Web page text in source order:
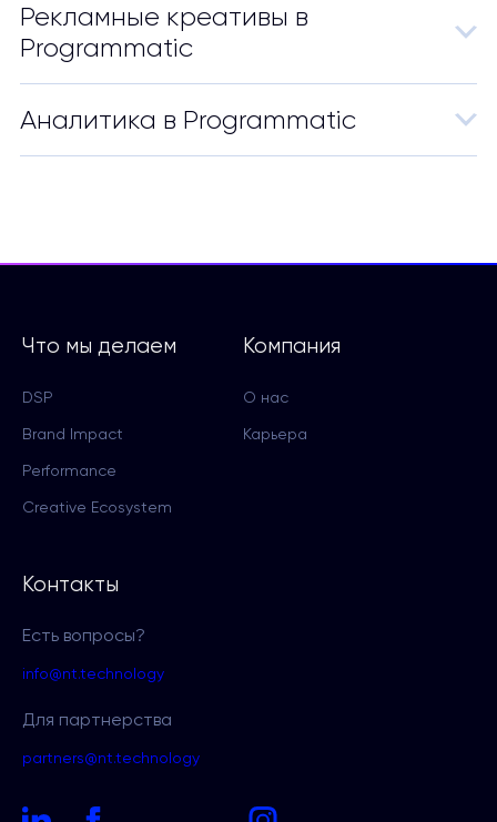
Рекламные креативы в
Programmatic
Аналитика в Programmatic
Компания
О нас
Карьера
Что мы делаем
DSP
Brand Impact
Performance
Creative Ecosystem
Контакты
Есть вопросы?
info@nt.technology
Для партнерства
partners@nt.technology